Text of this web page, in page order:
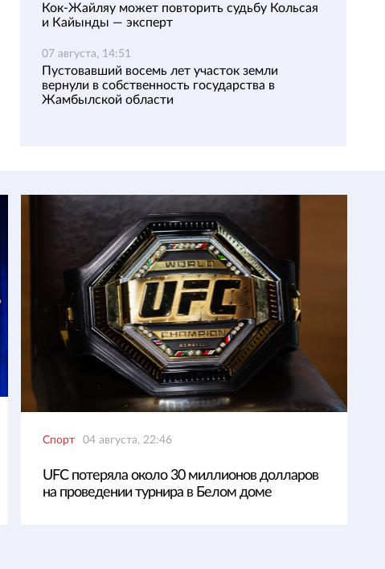
Кок-Жайляу может повторить судьбу Кольсая
и Кайынды — эксперт
07 августа, 14:51
Пустовавший восемь лет участок земли
вернули в собственность государства в
Жамбылской области
Спорт 04 августа, 22:46
UFC потеряла около 30 миллионов долларов
на проведении турнира в Белом доме